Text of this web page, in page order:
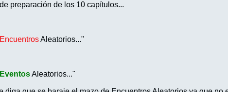
preparación de los 10 capítulos...
EncuentrosAleatorios..."
EventosAleatorios..."